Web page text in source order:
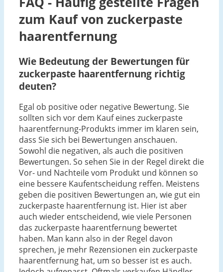
zum Kauf von zuckerpaste
haarentfernung
Wie Bedeutung der Bewertungen für
zuckerpaste haarentfernung richtig
deuten?
Egal ob positive oder negative Bewertung. Sie
sollten sich vor dem Kauf eines zuckerpaste
haarentfernung-Produkts immer im klaren sein,
dass Sie sich bei Bewertungen anschauen.
Sowohl die negativen, als auch die positiven
Bewertungen. So sehen Sie in der Regel direkt die
Vor- und Nachteile vom Produkt und können so
eine bessere Kaufentscheidung reffen. Meistens
geben die positiven Bewertungen an, wie gut ein
zuckerpaste haarentfernung ist. Hier ist aber
auch wieder entscheidend, wie viele Personen
das zuckerpaste haarentfernung bewertet
haben. Man kann also in der Regel davon
sprechen, je mehr Rezensionen ein zuckerpaste
haarentfernung hat, um so besser ist es auch.